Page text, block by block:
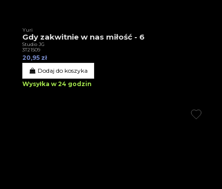
Yuri
Gdy zakwitnie w nas miłość - 6
Studio JG
3T21509
20,95 zł
Dodaj do koszyka
Wysyłka w 24 godzin